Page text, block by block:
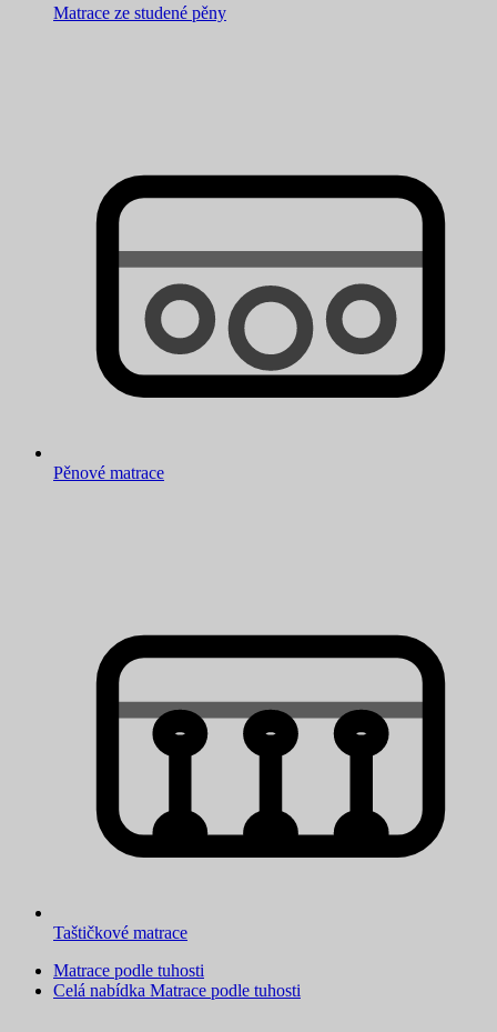
Matrace ze studené pěny
Pěnové matrace
Taštičkové matrace
Matrace podle tuhosti
Celá nabídka Matrace podle tuhosti